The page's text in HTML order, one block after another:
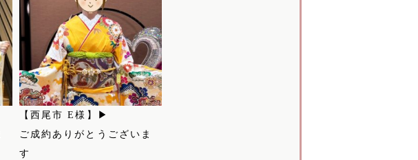
【西尾市 E様】▶
ご成約ありがとうございま
す